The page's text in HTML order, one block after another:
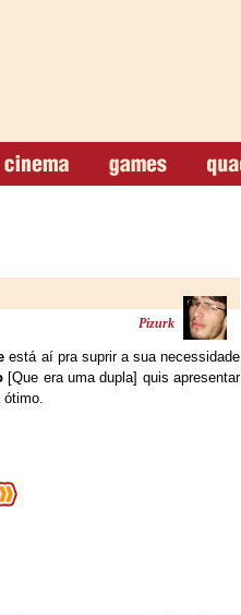
Pizurk
está aí pra suprir a sua necessidade
[Que era uma dupla] quis apresentar
ótimo.